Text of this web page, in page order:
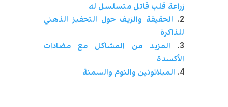
زراعة قلب قاتل متسلسل له
الحقيقة والزيف حول التحفيز الذهني
للذاكرة
المزيد من المشاكل مع مضادات
الأكسدة
الميلاتونين والنوم والسمنة